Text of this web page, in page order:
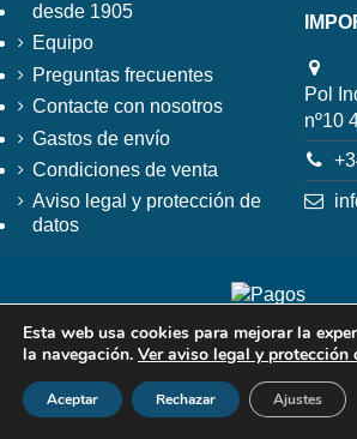
desde 1905
Equipo
Preguntas frecuentes
Contacte con nosotros
Gastos de envío
Condiciones de venta
Aviso legal y protección de
datos
Pol
nº10
Esta web usa cookies para mejorar la
la navegación. Ver aviso legal y protección
Aceptar Rechazar Ajustes